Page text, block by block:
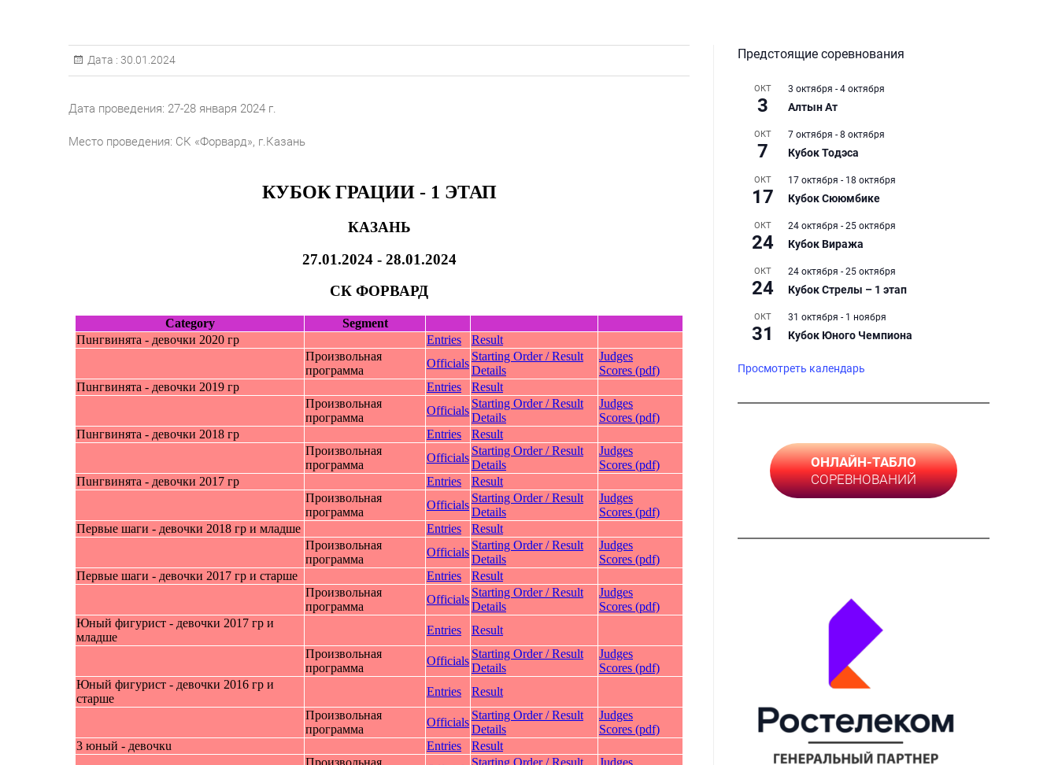
Дата : 30.01.2024
Дата проведения: 27-28 января 2024 г.
Место проведения: СК «Форвард», г.Казань
Предстоящие соревнования
ОКТ
3
3 октября - 4 октября
Алтын Ат
ОКТ
7
7 октября - 8 октября
Кубок Тодэса
ОКТ
17
17 октября - 18 октября
Кубок Сююмбике
ОКТ
24
24 октября - 25 октября
Кубок Виража
ОКТ
24
24 октября - 25 октября
Кубок Стрелы – 1 этап
ОКТ
31
31 октября - 1 ноября
Кубок Юного Чемпиона
Просмотреть календарь
ОНЛАЙН-ТАБЛО
СОРЕВНОВАНИЙ